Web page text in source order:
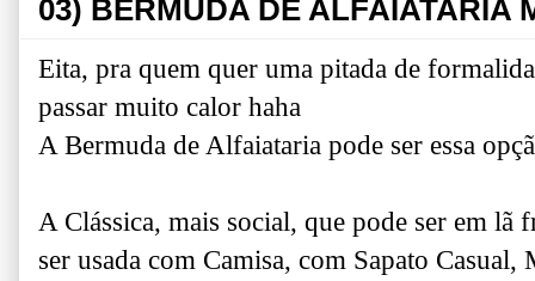
03) BERMUDA DE ALFAIATARIA
Eita, pra quem quer uma pitada de
passar muito calor haha
A Bermuda de Alfaiataria pode ser essa
A Clássica, mais social, que pode ser em lã
ser usada com Camisa, com Sapato Casual,